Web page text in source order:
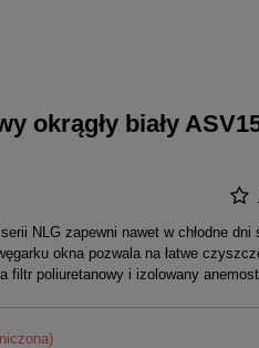
okrągły biały
NLG zapewni nawet w chłodne dni
okna pozwala na łatwe
filtr poliuretanowy i izolowany